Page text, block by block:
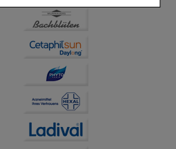
zu gestalten,
des
Seite an bevorzugte
Spracheinstellung)
ermöglichen es uns
zugeschrittene Inhalte
zu
und Weise der Nutzung